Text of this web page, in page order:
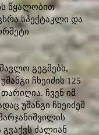
წყალობით
სპექტაკლი და
გეგმებს,
ჩხეიძის 125
ჩვენ იმ
უშანგი ჩხეიძემ
ძალიან